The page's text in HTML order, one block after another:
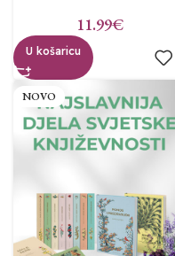
11.99€
U košaricu
NOVO